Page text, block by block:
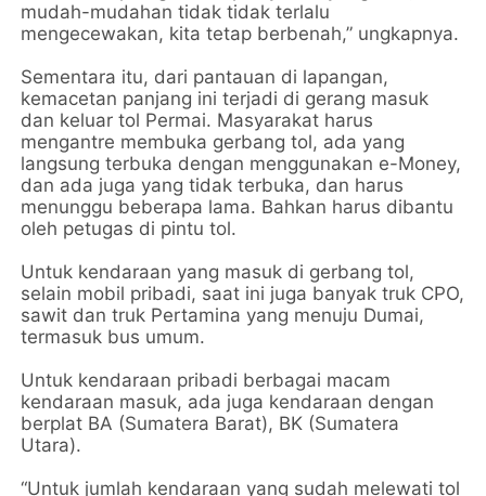
mudah-mudahan tidak tidak terlalu
mengecewakan, kita tetap berbenah,” ungkapnya.
Sementara itu, dari pantauan di lapangan,
kemacetan panjang ini terjadi di gerang masuk
dan keluar tol Permai. Masyarakat harus
mengantre membuka gerbang tol, ada yang
langsung terbuka dengan menggunakan e-Money,
dan ada juga yang tidak terbuka, dan harus
menunggu beberapa lama. Bahkan harus dibantu
oleh petugas di pintu tol.
Untuk kendaraan yang masuk di gerbang tol,
selain mobil pribadi, saat ini juga banyak truk CPO,
sawit dan truk Pertamina yang menuju Dumai,
termasuk bus umum.
Untuk kendaraan pribadi berbagai macam
kendaraan masuk, ada juga kendaraan dengan
berplat BA (Sumatera Barat), BK (Sumatera
Utara).
“Untuk jumlah kendaraan yang sudah melewati tol